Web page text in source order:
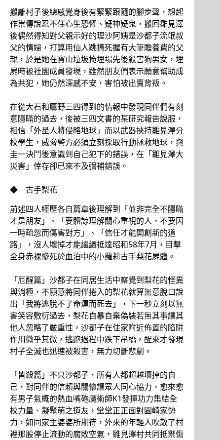
搬離村子後總感覺身後有緊緊跟隨的腳步聲，想起
作祟傳說忍不住心生恐懼、疑神疑鬼，搬回雛見澤
後偶然得知對父親示好的理沙阿姨是沙都子流氓叔
父的情婦，打算用仙人跳搞死握有大筆贍養費的父
親，於是她在寶山垃圾掩埋場先後殺害狗男女，埋
屍時被社團成員發現，雖然朋友們表示願意幫助成
為共犯，她仍然深感不安，害怕被出賣背叛。
在從大石和鷹野三四得到的情報中發現同伴們有刻
意隱瞞的過去，後被三四文書的某研究報告說服，
相信「外星人將侵略地球」而以武器挾持雛見澤分
校學生，威脅警方必須立刻採取行動拯救地球，與
圭一決鬥後意識到自己犯下的錯誤，在「雛見澤大
災害」倖存卻已來不及彌補錯誤。
◆ 古手梨花
前述四人經歷各自篇章後理解到「並非完全不隱瞞
才是朋友」、「要體諒理解關心重視的人，不要因
一時疏忽而傷害對方」、「信任才能開創新的道
路」，沒人壞掉才能繼續抵達昭和58年7月，目擊
全身赤裸慘死於血泊中的小蘿莉古手梨花屍體。
「厄醒篇」沙都子在同居生活中察覺到梨花的怪異
與消極，不願意將同伴捲入的梨花就算無意脫口說
出「我將逃脫不了命運而死去」，下一秒立刻以無
害笑容敷衍過去，梨花自暴自棄偽裝若無其事讓其
他人忽略了嚴重性，沙都子在住家附近佈置的陷阱
作用微乎其微，逃跑過程中跌下吊橋，醒來才發現
村子全滅也迅速被殺害，無力切斷悲劇。
「皆殺篇」不只沙都子，所有人都超越壞掉的自
己，對同伴的信賴與關懷讓眾人同心協力，愈來愈
有男子氣概的熱血嘴砲魔術師K1發揮功力集結全
校力量、凝聚萌之道友，堂堂正正面對園崎家勢
力，如同家主婆婆所期待，外來的年輕人吹散了村
裡那股停止流動的腐敗空氣，雛見澤村共同抵禦傷